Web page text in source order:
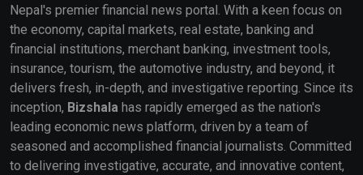
Nepal's premier financial news portal. With a keen focus on
the economy, capital markets, real estate, banking and
financial institutions, merchant banking, investment tools,
insurance, tourism, the automotive industry, and beyond, it
delivers fresh, in-depth, and investigative reporting. Since its
inception, Bizshala has rapidly emerged as the nation's
leading economic news platform, driven by a team of
seasoned and accomplished financial journalists. Committed
to delivering investigative, accurate, and innovative content,